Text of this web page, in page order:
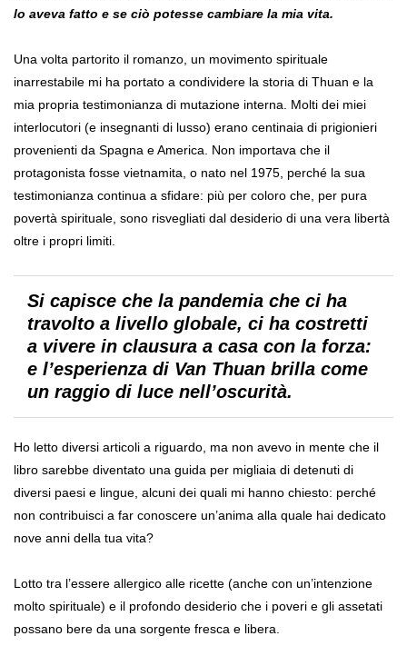
lo aveva fatto e se ciò potesse cambiare la mia vita.
Una volta partorito il romanzo, un movimento spirituale
inarrestabile mi ha portato a condividere la storia di Thuan e la
mia propria testimonianza di mutazione interna. Molti dei miei
interlocutori (e insegnanti di lusso) erano centinaia di prigionieri
provenienti da Spagna e America. Non importava che il
protagonista fosse vietnamita, o nato nel 1975, perché la sua
testimonianza continua a sfidare: più per coloro che, per pura
povertà spirituale, sono risvegliati dal desiderio di una vera libertà
oltre i propri limiti.
Si capisce che la pandemia che ci ha
travolto a livello globale, ci ha costretti
a vivere in clausura a casa con la forza:
e l’esperienza di Van Thuan brilla come
un raggio di luce nell’oscurità.
Ho letto diversi articoli a riguardo, ma non avevo in mente che il
libro sarebbe diventato una guida per migliaia di detenuti di
diversi paesi e lingue, alcuni dei quali mi hanno chiesto: perché
non contribuisci a far conoscere un’anima alla quale hai dedicato
nove anni della tua vita?
Lotto tra l’essere allergico alle ricette (anche con un’intenzione
molto spirituale) e il profondo desiderio che i poveri e gli assetati
possano bere da una sorgente fresca e libera.